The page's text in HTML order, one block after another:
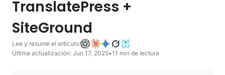
TranslatePress +
SiteGround
Lee y resume el articulo:
Última actualización: Jun 17, 2025•11 min de lectura